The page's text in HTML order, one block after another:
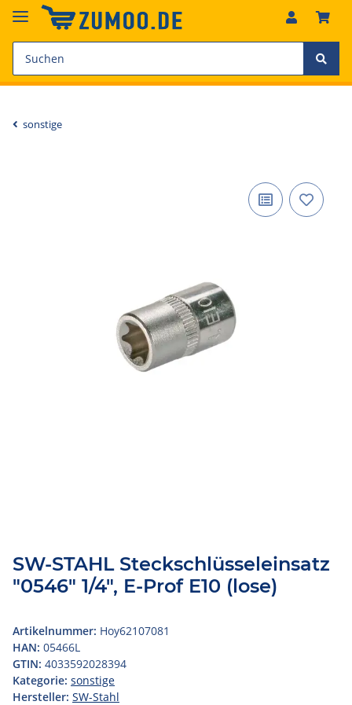
sonstige
SW-STAHL Steckschlüsseleinsatz
"0546" 1/4", E-Prof E10 (lose)
Artikelnummer: Hoy62107081
HAN: 05466L
GTIN: 4033592028394
Kategorie: sonstige
Hersteller: SW-Stahl